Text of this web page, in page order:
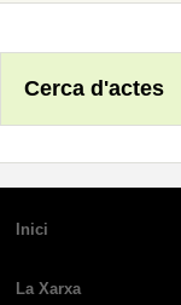
Cerca d'actes
Inici
La Xarxa